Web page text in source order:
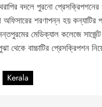
বদলে পুরনো
শরণাপন্ন হয়
মেডিক্যাল কলেজে
বাচ্চাটির প্রেসক্রিপশন
Kerala